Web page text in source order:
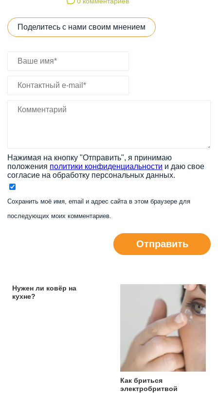
Поделитесь с нами своим мнением
Нажимая на кнопку "Отправить", я принимаю
положения политики конфиденциальности и даю свое
согласие на обработку персональных данных.
Сохранить моё имя, email и адрес сайта в этом браузере для
последующих моих комментариев.
Отправить
Нужен ли ковёр на
кухне?
Как бриться
электробритвой